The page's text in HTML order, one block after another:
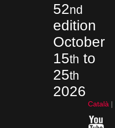
52nd
edition
October
15th to
25th
2026
Català